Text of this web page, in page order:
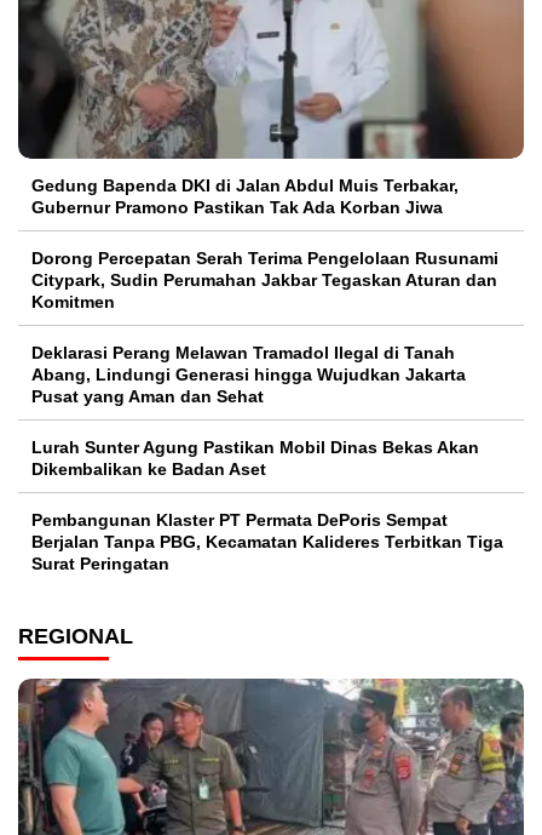
Gedung Bapenda DKI di Jalan Abdul Muis Terbakar,
Gubernur Pramono Pastikan Tak Ada Korban Jiwa
Dorong Percepatan Serah Terima Pengelolaan Rusunami
Citypark, Sudin Perumahan Jakbar Tegaskan Aturan dan
Komitmen
Deklarasi Perang Melawan Tramadol Ilegal di Tanah
Abang, Lindungi Generasi hingga Wujudkan Jakarta
Pusat yang Aman dan Sehat
Lurah Sunter Agung Pastikan Mobil Dinas Bekas Akan
Dikembalikan ke Badan Aset
Pembangunan Klaster PT Permata DePoris Sempat
Berjalan Tanpa PBG, Kecamatan Kalideres Terbitkan Tiga
Surat Peringatan
REGIONAL